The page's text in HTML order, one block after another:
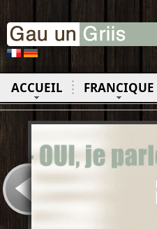
ACCUEIL FRANCIQUE